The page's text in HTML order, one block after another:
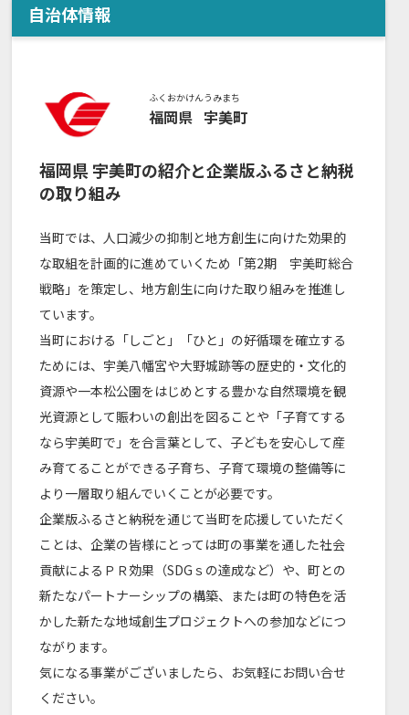
自治体情報
ふくおかけん
福岡県
うみまち
宇美町
福岡県宇美町の紹介と企業版ふるさと納税
の取り組み
当町では、人口減少の抑制と地方創生に向けた効果的
な取組を計画的に進めていくため「第2期 宇美町総合
戦略」を策定し、地方創生に向けた取り組みを推進し
ています。
当町における「しごと」「ひと」の好循環を確立する
ためには、宇美八幡宮や大野城跡等の歴史的・文化的
資源や一本松公園をはじめとする豊かな自然環境を観
光資源として賑わいの創出を図ることや「子育てする
なら宇美町で」を合言葉として、子どもを安心して産
み育てることができる子育ち、子育て環境の整備等に
より一層取り組んでいくことが必要です。
企業版ふるさと納税を通じて当町を応援していただく
ことは、企業の皆様にとっては町の事業を通した社会
貢献によるＰＲ効果（SDGｓの達成など）や、町との
新たなパートナーシップの構築、または町の特色を活
かした新たな地域創生プロジェクトへの参加などにつ
ながります。
気になる事業がございましたら、お気軽にお問い合せ
ください。